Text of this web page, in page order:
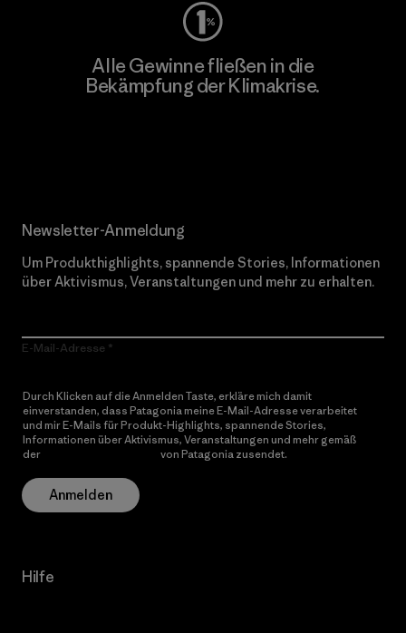
Alle Gewinne fließen in die
Bekämpfung der Klimakrise.
Newsletter-Anmeldung
Um Produkthighlights, spannende Stories, Informationen
über Aktivismus, Veranstaltungen und mehr zu erhalten.
E-Mail-Adresse
Durch Klicken auf die Anmelden Taste, erkläre mich damit
einverstanden, dass Patagonia meine E-Mail-Adresse verarbeitet
und mir E-Mails für Produkt-Highlights, spannende Stories,
Informationen über Aktivismus, Veranstaltungen und mehr gemäß
der
von Patagonia zusendet.
Anmelden
Hilfe